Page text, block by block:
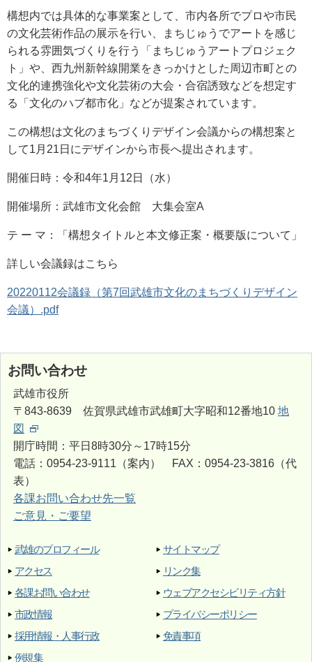
構想内では具体的な事業案として、市内各所でプロや市民
の文化芸術作品の展示を行い、まちじゅうでアートを感じ
られる雰囲気づくりを行う「まちじゅうアートプロジェク
ト」や、西九州新幹線開業をきっかけとした周辺市町との
文化的連携強化や文化芸術の大会・合宿誘致などを想定す
る「文化のハブ都市化」などが提案されています。
この構想は文化のまちづくりデザイン会議からの構想案と
して1月 21 日にデザインから市長へ提出されます。
開催日時：令和4年1月12日（水）
開催場所：武雄市文化会館 大集会室A
テ ー マ：「構想タイトルと本文修正案・概要版について」
詳しい会議録はこちら
20220112会議録（第7回武雄市文化のまちづくりデザイン
会議）.pdf
お問い合わせ
武雄市役所
〒843-8639 佐賀県武雄市武雄町大字昭和12番地10 地
図
開庁時間：平日8時30分～17時15分
電話：0954-23-9111（案内） FAX：0954-23-3816（代
表）
各課お問い合わせ先一覧
ご意見・ご要望
武雄のプロフィール
アクセス
各課お問い合わせ
市政情報
採用情報・人事行政
例規集
サイトマップ
リンク集
ウェブアクセシビリティ方針
プライバシーポリシー
免責事項